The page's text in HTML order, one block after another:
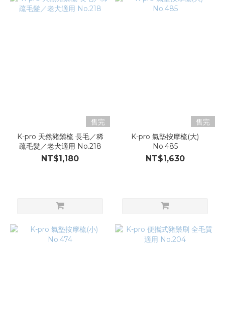
售完
K-pro 天然豬鬃梳 長毛／稀
疏毛髮／老犬適用 No.218
NT$1,180
售完
K-pro 氣墊按摩梳(大)
No.485
NT$1,630